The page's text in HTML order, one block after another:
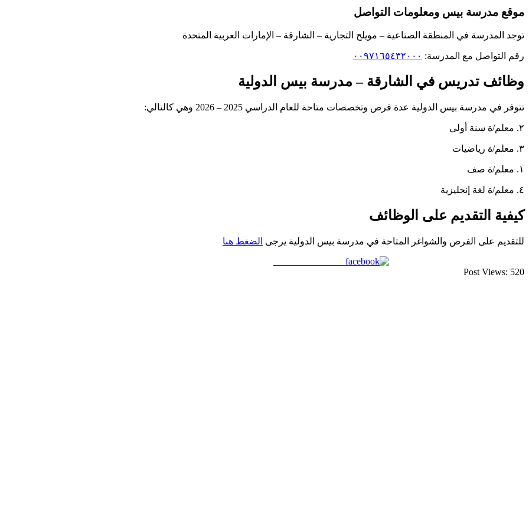
موقع مدرسة بيس ومعلومات التواصل
توجد المدرسة في المنطقة الصناعية – مويلح التجارية – الشارقة – الإمارات العربية المتحدة
رقم التواصل مع المدرسة: ٠٠٩٧١٦٥٤٣٢٠٠٠
وظائف تدريس في الشارقة – مدرسة بيس الدولية
تتوفر في مدرسة بيس الدولية عدة فرص وتخصصات متاحة للعام الدراسي 2025 – 2026 وهي كالتالي:
٢. معلم/ة سنة أولى
٣. معلم/ة رياضيات
١. معلم/ة صف
٤. معلم/ة لغة إنجليزية
كيفية التقديم على الوظائف
للتقديم على الفرص والشواغر المتاحة في مدرسة بيس الدولية يرجى الضغط هنا
Post Views: 520